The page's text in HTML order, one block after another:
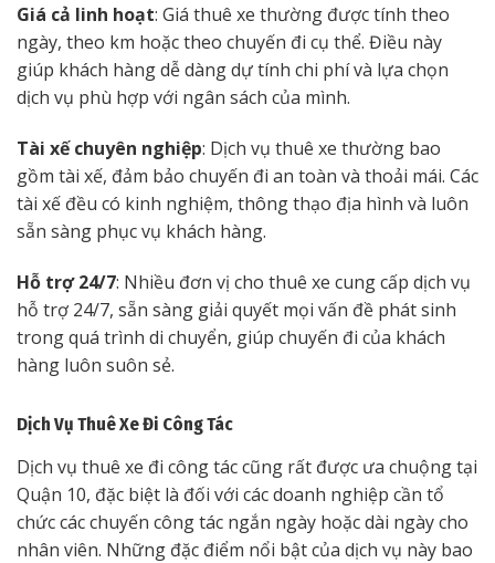
Giá cả linh hoạt: Giá thuê xe thường được tính theo
ngày, theo km hoặc theo chuyến đi cụ thể. Điều này
giúp khách hàng dễ dàng dự tính chi phí và lựa chọn
dịch vụ phù hợp với ngân sách của mình.
Tài xế chuyên nghiệp: Dịch vụ thuê xe thường bao
gồm tài xế, đảm bảo chuyến đi an toàn và thoải mái. Các
tài xế đều có kinh nghiệm, thông thạo địa hình và luôn
sẵn sàng phục vụ khách hàng.
Hỗ trợ 24/7: Nhiều đơn vị cho thuê xe cung cấp dịch vụ
hỗ trợ 24/7, sẵn sàng giải quyết mọi vấn đề phát sinh
trong quá trình di chuyển, giúp chuyến đi của khách
hàng luôn suôn sẻ.
Dịch Vụ Thuê Xe Đi Công Tác
Dịch vụ thuê xe đi công tác cũng rất được ưa chuộng tại
Quận 10, đặc biệt là đối với các doanh nghiệp cần tổ
chức các chuyến công tác ngắn ngày hoặc dài ngày cho
nhân viên. Những đặc điểm nổi bật của dịch vụ này bao